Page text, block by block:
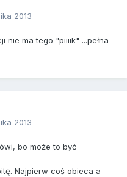
2013
nie ma tego "piiiik" ...pełna
2013
bo może to być
Najpierw coś obieca a